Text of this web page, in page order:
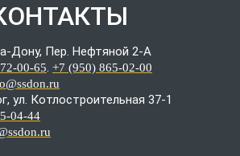
Дону, Пер. Нефтяной 2-А
00-65. +7 (950) 865-02-00
ул. Котлостроительная 37-1
04-44